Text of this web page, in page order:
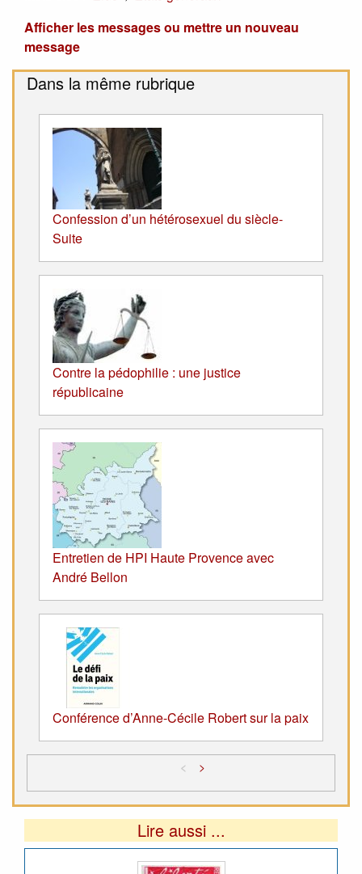
Afficher les messages ou mettre un nouveau
message
Dans la même rubrique
Confession d’un hétérosexuel du siècle-
Suite
Contre la pédophilie : une justice
républicaine
Entretien de HPI Haute Provence avec
André Bellon
Conférence d’Anne-Cécile Robert sur la paix
< >
Lire aussi ...